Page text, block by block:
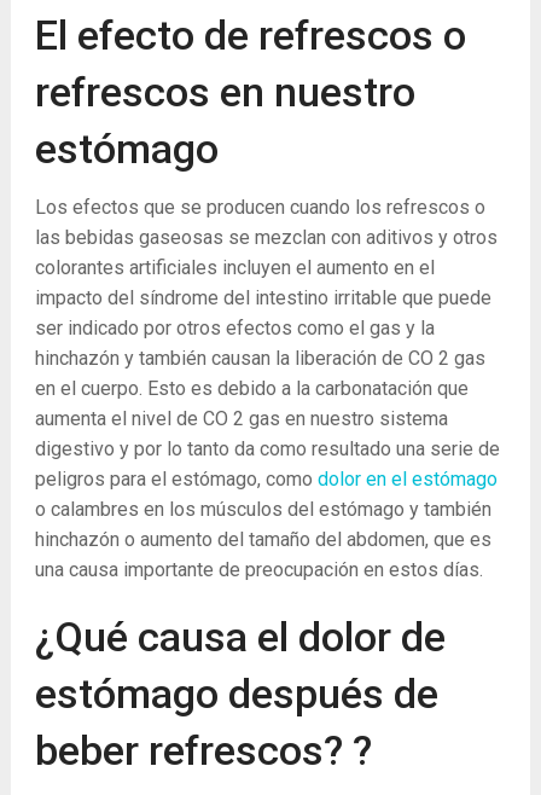
El efecto de refrescos o
refrescos en nuestro
estómago
Los efectos que se producen cuando los refrescos o
las bebidas gaseosas se mezclan con aditivos y otros
colorantes artificiales incluyen el aumento en el
impacto del síndrome del intestino irritable que puede
ser indicado por otros efectos como el gas y la
hinchazón y también causan la liberación de CO 2 gas
en el cuerpo. Esto es debido a la carbonatación que
aumenta el nivel de CO 2 gas en nuestro sistema
digestivo y por lo tanto da como resultado una serie de
peligros para el estómago, como dolor en el estómago
o calambres en los músculos del estómago y también
hinchazón o aumento del tamaño del abdomen, que es
una causa importante de preocupación en estos días.
¿Qué causa el dolor de
estómago después de
beber refrescos? ?